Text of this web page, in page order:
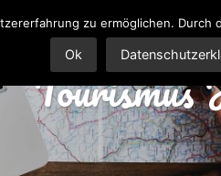
Tourismus
zu ermöglichen.
Ok